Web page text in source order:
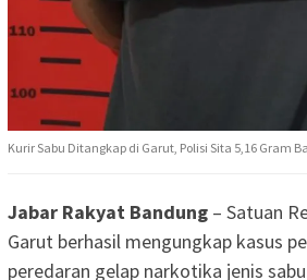
Kurir Sabu Ditangkap di Garut, Polisi Sita 5,16 Gram
Jabar Rakyat Bandung – Satuan
Garut berhasil mengungkap kasus
peredaran gelap narkotika jenis